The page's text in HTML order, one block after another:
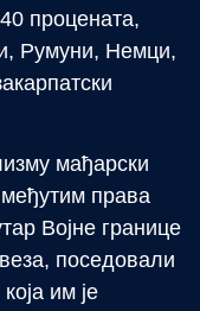
процената,
Румуни, Немци,
мађарски
права
Војне границе
поседовали
им је